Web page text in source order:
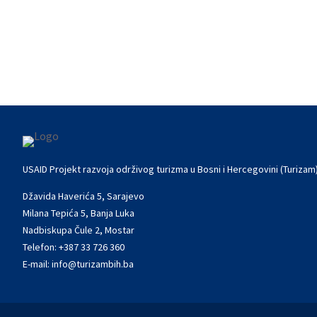
USAID Projekt razvoja održivog turizma u Bosni i Hercegovini (Turizam)
Džavida Haverića 5, Sarajevo
Milana Tepića 5, Banja Luka
Nadbiskupa Čule 2, Mostar
Telefon: +387 33 726 360
E-mail: info@turizambih.ba